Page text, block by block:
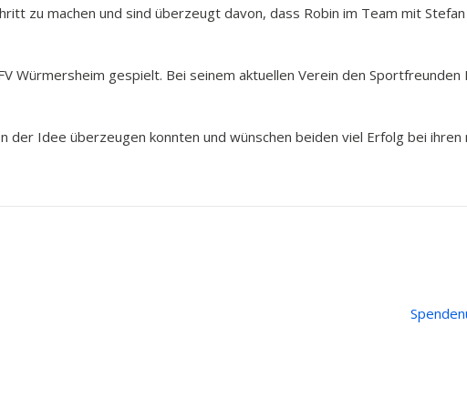
zu machen und sind überzeugt davon, dass Robin im Team mit
Würmersheim gespielt. Bei seinem aktuellen Verein den
der Idee überzeugen konnten und wünschen beiden viel Erfolg bei ihren